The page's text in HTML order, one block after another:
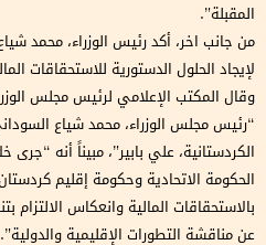
المقبلة”.
من جانب اخر، أكد رئيس الوزراء، محمد
لإيجاد الحلول الدستورية للاستحقاقات
وقال المكتب الإعلامي لرئيس مجلس
“رئيس مجلس الوزراء، محمد شياع
الكردستانية، علي بابير”، مبيناً أنه “جرى
الحكومة الاتحادية وحكومة إقليم
بالاستحقاقات المالية وانعكاس الالتزام
عن مناقشة التطورات الإقليمية والدولية”.